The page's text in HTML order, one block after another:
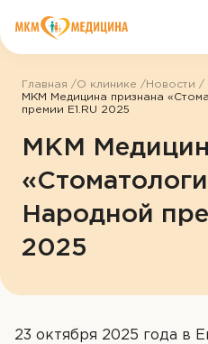
О клинике
Услуги
Главная О клинике
Новости
МКМ Медицина признана
премии E1.RU 2025
МКМ
Народной
2025
23 октября 2025 года в